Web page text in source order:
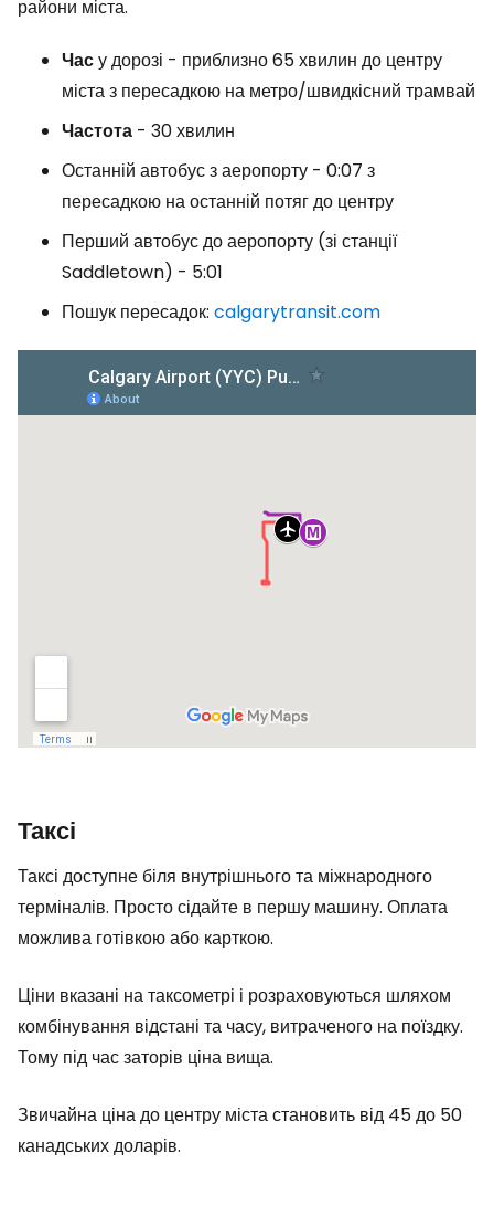
райони міста.
Часу дорозі - приблизно 65 хвилин до центру
міста з пересадкою на метро/швидкісний трамвай
Частота - 30 хвилин
Останній автобус з аеропорту - 0:07 з
пересадкою на останній потяг до центру
Перший автобус до аеропорту (зі станції
Saddletown) - 5:01
Пошук пересадок: calgarytransit.com
Таксі
Таксі доступне біля внутрішнього та міжнародного
терміналів. Просто сідайте в першу машину. Оплата
можлива готівкою або карткою.
Ціни вказані на таксометрі і розраховуються шляхом
комбінування відстані та часу, витраченого на поїздку.
Тому під час заторів ціна вища.
Звичайна ціна до центру міста становить від 45 до 50
канадських доларів.